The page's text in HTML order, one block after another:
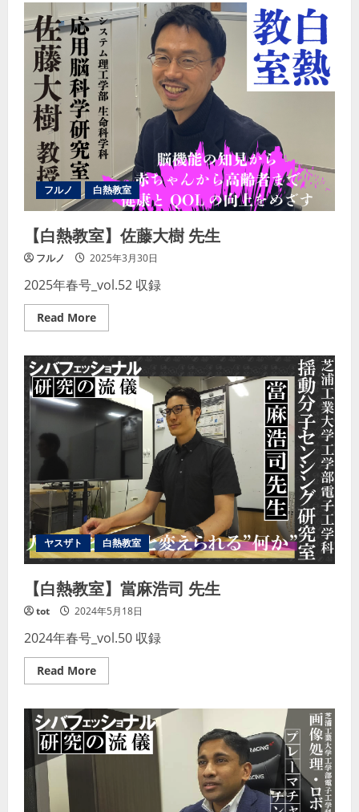
熱
教
室】
木
村
元
先
生
フルノ 白熱教室
【白熱教室】佐藤大樹 先生
フルノ 2025年3月30日
2025年春号_vol.52 収録
Read MoreRead
more
熱
教
室】
佐
藤
大
樹
ヤスザト 白熱教室
【白熱教室】當麻浩司 先生
tot 2024年5月18日
2024年春号_vol.50 収録
Read MoreRead
more
熱
教
室】
當
麻